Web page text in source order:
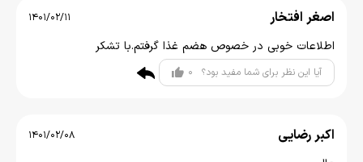
اصغر افتخار 1401/02/11
اطلاعات خوبی در خصوص هضم غذا گرفتم.با تشکر
آیا این نظر برای شما مفید بود؟ 0
اکبر رضایی 1401/02/08